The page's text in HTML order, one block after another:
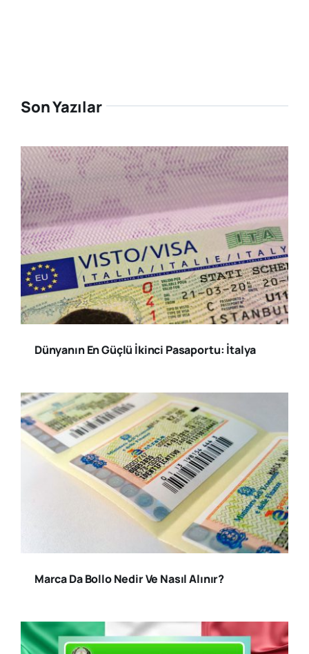
Son Yazılar
Dünyanın En Güçlü İkinci Pasaportu: İtalya
Marca Da Bollo Nedir Ve Nasıl Alınır?